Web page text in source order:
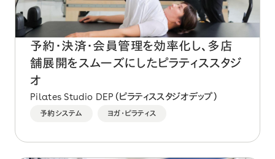
予約・決済・会員管理を効率化し、多店
舗展開をスムーズにしたピラティススタジ
オ
Pilates Studio DEP（ピラティススタジオデップ）
予約システム ヨガ・ピラティス